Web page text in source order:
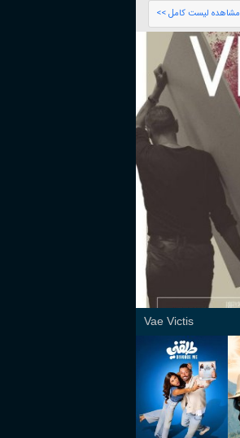
مشاهده لیست کامل >>
Vae Victis